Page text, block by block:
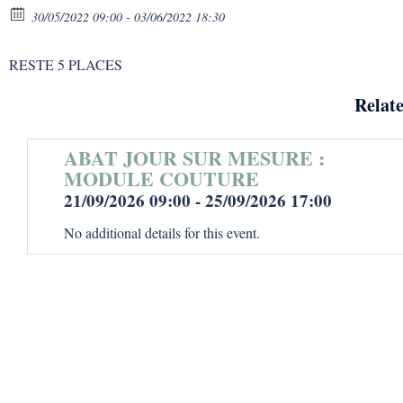
30/05/2022 09:00 - 03/06/2022 18:30
RESTE 5 PLACES
ABAT JOUR SUR MESURE :
MODULE COUTURE
21/09/2026 09:00 - 25/09/2026 17:00
No additional details for this event.